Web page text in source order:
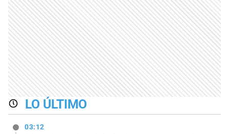
LO ÚLTIMO
03:12